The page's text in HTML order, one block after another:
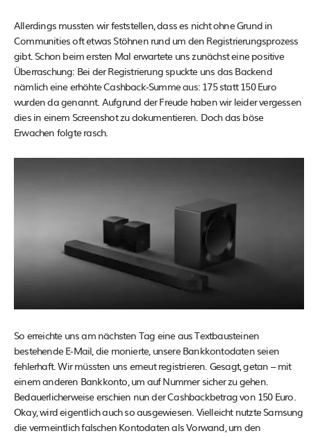
Allerdings mussten wir feststellen, dass es nicht ohne Grund in
Communities oft etwas Stöhnen rund um den Registrierungsprozess
gibt. Schon beim ersten Mal erwartete uns zunächst eine positive
Überraschung: Bei der Registrierung spuckte uns das Backend
nämlich eine erhöhte Cashback-Summe aus: 175 statt 150 Euro
wurden da genannt. Aufgrund der Freude haben wir leider vergessen
dies in einem Screenshot zu dokumentieren. Doch das böse
Erwachen folgte rasch.
So erreichte uns am nächsten Tag eine aus Textbausteinen
bestehende E-Mail, die monierte, unsere Bankkontodaten seien
fehlerhaft. Wir müssten uns erneut registrieren. Gesagt, getan – mit
einem anderen Bankkonto, um auf Nummer sicher zu gehen.
Bedauerlicherweise erschien nun der Cashbackbetrag von 150 Euro.
Okay, wird eigentlich auch so ausgewiesen. Vielleicht nutzte Samsung
die vermeintlich falschen Kontodaten als Vorwand, um den